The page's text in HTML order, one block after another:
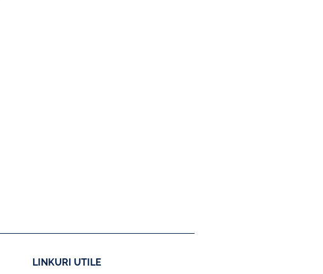
LINKURI UTILE